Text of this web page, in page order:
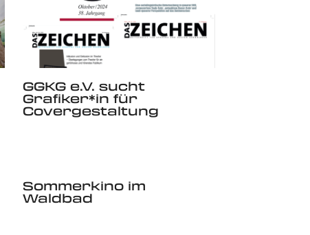
GGKG e.V. sucht
Grafiker*in für
Covergestaltung
Sommerkino im
Waldbad